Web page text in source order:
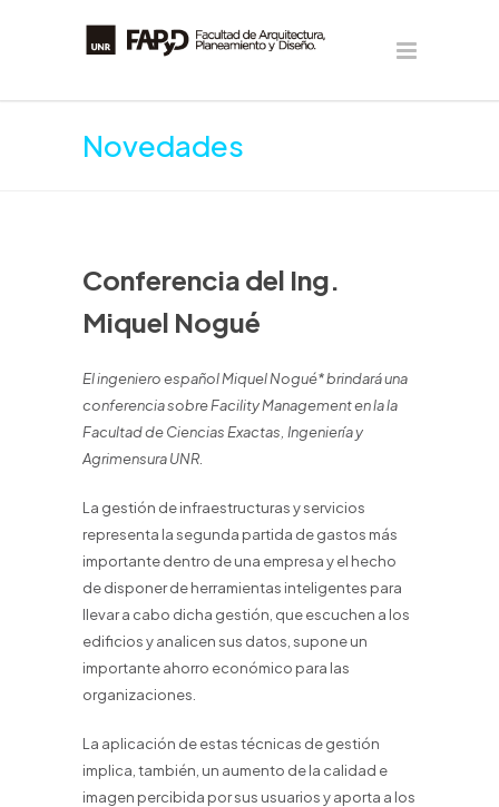
Novedades
Conferencia del Ing.
Miquel Nogué
El ingeniero español Miquel Nogué* brindará una
conferencia sobre Facility Management en la la
Facultad de Ciencias Exactas, Ingeniería y
Agrimensura UNR.
La gestión de infraestructuras y servicios
representa la segunda partida de gastos más
importante dentro de una empresa y el hecho
de disponer de herramientas inteligentes para
llevar a cabo dicha gestión, que escuchen a los
edificios y analicen sus datos, supone un
importante ahorro económico para las
organizaciones.
La aplicación de estas técnicas de gestión
implica, también, un aumento de la calidad e
imagen percibida por sus usuarios y aporta a los